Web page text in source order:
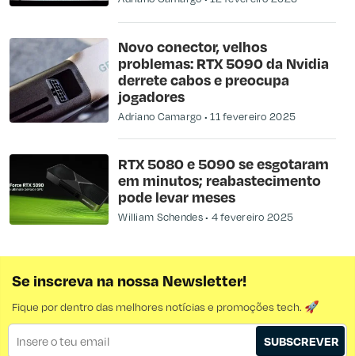
Novo conector, velhos
problemas: RTX 5090 da Nvidia
derrete cabos e preocupa
jogadores
Adriano Camargo 11 fevereiro 2025
RTX 5080 e 5090 se esgotaram
em minutos; reabastecimento
pode levar meses
William Schendes 4 fevereiro 2025
Se inscreva na nossa Newsletter!
Fique por dentro das melhores notícias e promoções tech. 🚀
SUBSCREVER